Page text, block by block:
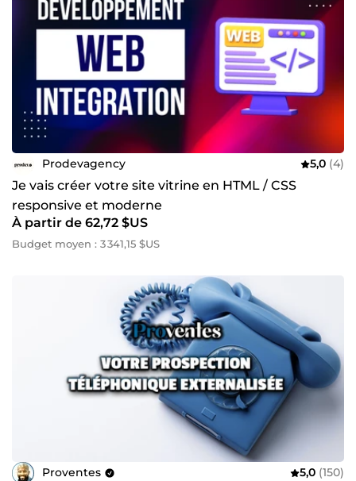
Prodevagency 5,0 (4)
Je vais créer votre site vitrine en HTML / CSS
responsive et moderne
À partir de 62,72 $US
Budget moyen : 3 341,15 $US
Proventes 5,0 (150)